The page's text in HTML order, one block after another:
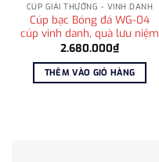
CÚP GIẢI THƯỞNG - VINH DANH
Cúp bạc Bóng đá WG-04
cúp vinh danh, quà lưu niệm
2.680.000₫
THÊM VÀO GIỎ HÀNG